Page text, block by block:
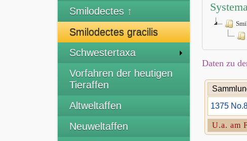
Smilodectes ↑
Smilodectes gracilis
Schwestertaxa
Vorfahren der heutigen
Tieraffen
Altweltaffen
Neuweltaffen
Daten zu
1375
U.a. am